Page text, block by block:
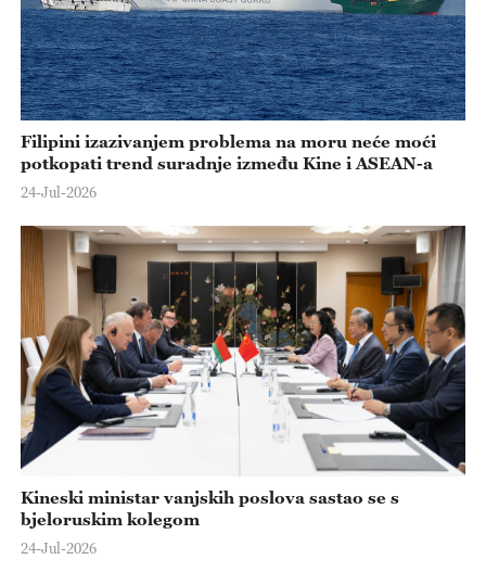
Filipini izazivanjem problema na moru neće moći
potkopati trend suradnje između Kine i ASEAN-a
24-Jul-2026
Kineski ministar vanjskih poslova sastao se s
bjeloruskim kolegom
24-Jul-2026